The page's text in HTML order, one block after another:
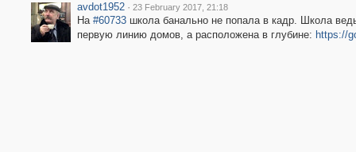
avdot1952 · 23 February 2017, 21:18
На #60733школа банально не попала в кадр. Школа
первую линию домов, а расположена в глубине: https://